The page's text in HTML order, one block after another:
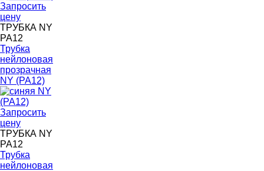
Запросить
цену
ТРУБКА NY
PA12
Трубка
нейлоновая
прозрачная
NY (PA12)
Запросить
цену
ТРУБКА NY
PA12
Трубка
нейлоновая